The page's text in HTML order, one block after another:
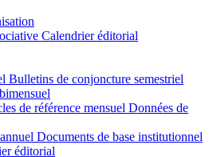
Calendrier éditorial
Bulletins de conjoncture semestriel
bimensuel
de référence mensuel Données de
annuel Documents de base institutionnel
éditorial